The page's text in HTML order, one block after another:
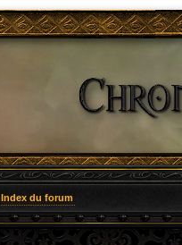
Index du forum